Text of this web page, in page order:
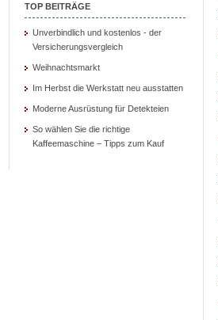
TOP BEITRÄGE
Unverbindlich und kostenlos - der
Versicherungsvergleich
Weihnachtsmarkt
Im Herbst die Werkstatt neu ausstatten
Moderne Ausrüstung für Detekteien
So wählen Sie die richtige
Kaffeemaschine – Tipps zum Kauf